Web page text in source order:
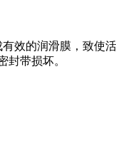
效的润滑膜，致使
带损坏。